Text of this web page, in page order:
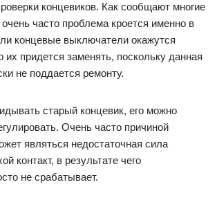
концевиков. Как сообщают многие
часто проблема кроется именно в
концевые выключатели окажутся
их придется заменять, поскольку данная
не поддается ремонту.
старый концевик, его можно
Очень часто причиной
являться недостаточная сила
контакт, в результате чего
не срабатывает.